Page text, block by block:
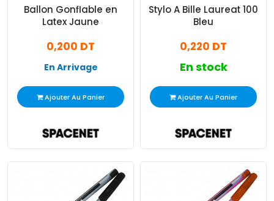
Ballon Gonflable en
Latex Jaune
0,200 DT
En Arrivage
Ajouter Au Panier
Stylo A Bille Laureat 100
Bleu
0,220 DT
En stock
Ajouter Au Panier